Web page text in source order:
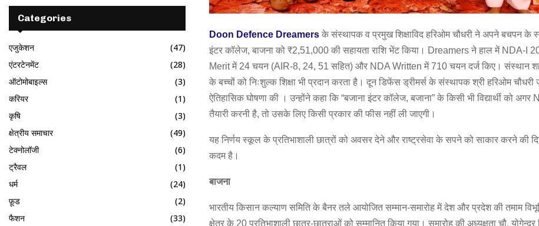
Doon Defence Dreamers के संस्थापक व प्रमुख शिक्षाविद हरिओम चौधरी ने अपने बचपन के
इंटर कॉलेज, बाजना को ₹2,51,000 की सहायता राशि भेंट किया। Dreamers ने हाल में NDA-I
Merit में 24 चयन (AIR-8, 24, 51 सहित) और NDA Written में 710 चयन दर्ज किए। संस्थान
के बच्चों को निःशुल्क शिक्षा भी प्रदान करता है। दून डिफेंस ड्रीमर्स के संस्थापक श्री हरिओम चौधरी
ऐतिहासिक घोषणा की । उन्होंने कहा कि “बजाना इंटर कॉलेज, बजाना” के किसी भी विद्यार्थी को अगर
तैयारी करनी है, तो उसके लिए किसी प्रकार की फीस नहीं ली जाएगी।
यह निर्णय स्कूल के प्रतिभाशाली छात्रों को अवसर देने और राष्ट्रसेवा के सपने को साकार करने की
कदम है।
बाजना
भारतीय किसान कल्याण समिति के बैनर तले आयोजित सम्मान-समारोह में देश और प्रदेश की तमाम
क्षेत्र के 20 प्रतिभाशाली छात्र-छात्राओं को सम्मानित किया गया। समारोह की अध्यक्षता चौ.
Categories
एजुकेशन
(47)
एंटरटेनमेंट
(28)
ऑटोमोबाइल्स
(3)
करियर
(1)
कृषि
(3)
क्षेत्रीय समाचार
(49)
टेक्नोलॉजी
(6)
ट्रैवल
(1)
धर्म
(24)
फ़ूड
(2)
फैशन
(33)